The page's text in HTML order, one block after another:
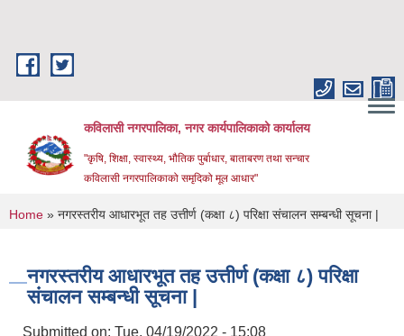
कविलासी नगरपालिका, नगर कार्यपालिकाको कार्यालय
"कृषि, शिक्षा, स्वास्थ्य, भौतिक पुर्बाधार, बाताबरण तथा सन्चार
कविलासी नगरपालिकाको समृदिको मूल आधार"
You are here
Home » नगरस्तरीय आधारभूत तह उत्तीर्ण (कक्षा ८) परिक्षा संचालन सम्बन्धी सूचना |
नगरस्तरीय आधारभूत तह उत्तीर्ण (कक्षा ८) परिक्षा
संचालन सम्बन्धी सूचना |
Submitted on: Tue, 04/19/2022 - 15:08